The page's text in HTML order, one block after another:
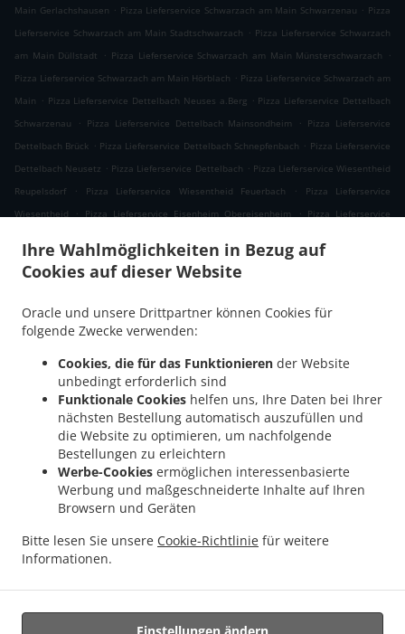
Ihre Wahlmöglichkeiten in Bezug auf
Cookies auf dieser Website
Oracle und unsere Drittpartner können Cookies für
folgende Zwecke verwenden:
Cookies, die für das Funktionieren der Website
unbedingt erforderlich sind
Funktionale Cookies helfen uns, Ihre Daten bei Ihrer
nächsten Bestellung automatisch auszufüllen und
die Website zu optimieren, um nachfolgende
Bestellungen zu erleichtern
Werbe-Cookies ermöglichen interessenbasierte
Werbung und maßgeschneiderte Inhalte auf Ihren
Browsern und Geräten
Bitte lesen Sie unsere Cookie-Richtlinie für weitere
Informationen.
Main Gerlachshausen . Pizza Lieferservice Schwarzach am Main Schwarzenau . Pizza
Lieferservice Schwarzach am Main Stadtschwarzach . Pizza Lieferservice Schwarzach
am Main Düllstadt
. Pizza Lieferservice Schwarzach am Main Münsterschwarzach
.
Pizza Lieferservice Schwarzach am Main Hörblach . Pizza Lieferservice Schwarzach am
Main . Pizza Lieferservice Dettelbach Neuses a.Berg . Pizza Lieferservice Dettelbach
Schwarzenau
. Pizza Lieferservice Dettelbach Mainsondheim . Pizza Lieferservice
Dettelbach Brück . Pizza Lieferservice Dettelbach Schnepfenbach . Pizza Lieferservice
Dettelbach Neusetz . Pizza Lieferservice Dettelbach . Pizza Lieferservice Wiesentheid
Reupelsdorf
. Pizza Lieferservice Wiesentheid Feuerbach .
Pizza Lieferservice
Wiesentheid
. Pizza Lieferservice Eisenheim Obereisenheim . Pizza Lieferservice
Lieferservice Eisenheim . Pizza Lieferservice Wipfeld Stammheim . Pizza Lieferservice
Wipfeld Theilheim . Pizza Lieferservice Wipfeld . Pizza Lieferservice Frankenwinheim
Frankenwinheim Krautheim
Pizza Lieferservice Frankenwinheim
. Pizza Lieferservice Kleinlangheim Düllstadt .
Pizza Lieferservice
Kleinlangheim Stephansberg
Pizza Lieferservice Kleinlangheim Haidt .
Pizza
Lieferservice Kleinlangheim
. Pizza Lieferservice Castell .
Pizza Lieferservice
Waigolshausen Theilheim . Pizza Lieferservice Waigolshausen . Pizza Lieferservice
Schwanfeld Theilheim . Pizza Lieferservice Schwanfeld
Pizza Lieferservice Prichsenstadt Eichfeld
Pizza Lieferservice Prichsenstadt
Lieferservice Kitzingen . Pizza Lieferservice Röthlein Lindach
Lieferservice Albertshofen